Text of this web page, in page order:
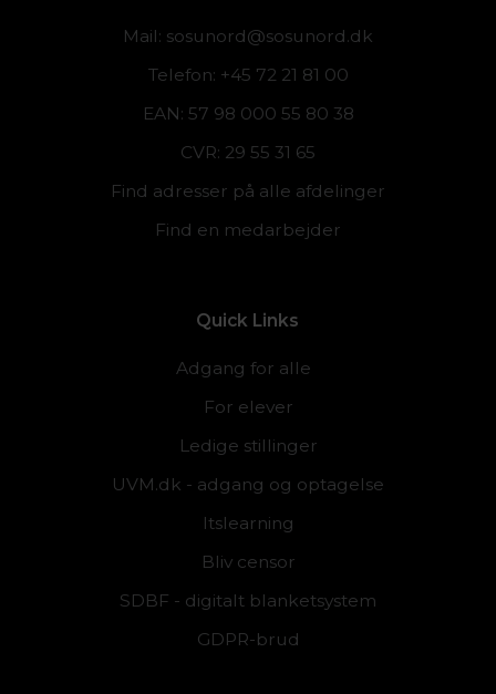
Mail: sosunord@sosunord.dk
Telefon: +45 72 21 81 00
EAN: 57 98 000 55 80 38
CVR: 29 55 31 65
Find adresser på alle afdelinger
Find en medarbejder
Quick Links
Adgang for alle
For elever
Ledige stillinger
UVM.dk - adgang og optagelse
Itslearning
Bliv censor
SDBF - digitalt blanketsystem
GDPR-brud